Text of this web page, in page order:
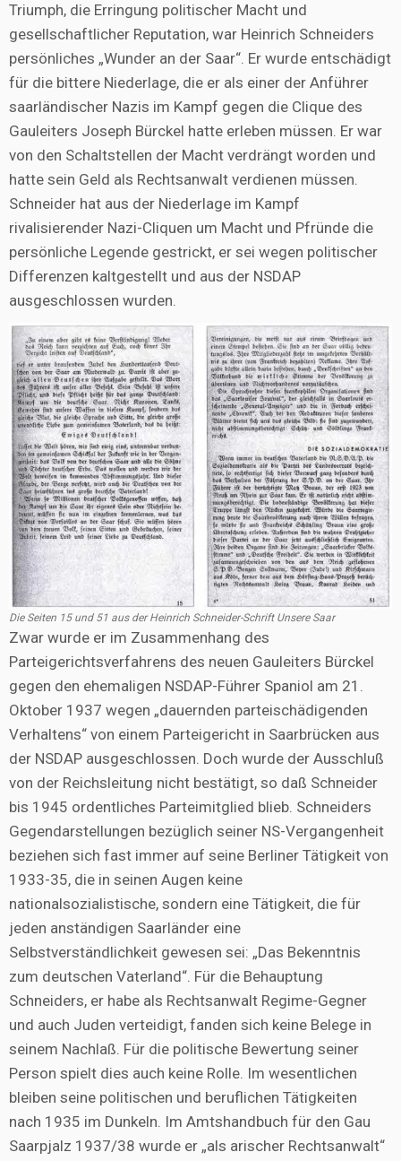
Triumph, die Erringung politischer Macht und
gesellschaftlicher Reputation, war Heinrich Schneiders
persönliches „Wunder an der Saar“. Er wurde entschädigt
für die bittere Niederlage, die er als einer der Anführer
saarländischer Nazis im Kampf gegen die Clique des
Gauleiters Joseph Bürckel hatte erleben müssen. Er war
von den Schaltstellen der Macht verdrängt worden und
hatte sein Geld als Rechtsanwalt verdienen müssen.
Schneider hat aus der Niederlage im Kampf
rivalisierender Nazi-Cliquen um Macht und Pfründe die
persönliche Legende gestrickt, er sei wegen politischer
Differenzen kaltgestellt und aus der NSDAP
ausgeschlossen wurden.
Die Seiten 15 und 51 aus der Heinrich Schneider-Schrift Unsere Saar
Zwar wurde er im Zusammenhang des
Parteigerichtsverfahrens des neuen Gauleiters Bürckel
gegen den ehemaligen NSDAP-Führer Spaniol am 21.
Oktober 1937 wegen „dauernden parteischädigenden
Verhaltens“ von einem Parteigericht in Saarbrücken aus
der NSDAP ausgeschlossen. Doch wurde der Ausschluß
von der Reichsleitung nicht bestätigt, so daß Schneider
bis 1945 ordentliches Parteimitglied blieb. Schneiders
Gegendarstellungen bezüglich seiner NS-Vergangenheit
beziehen sich fast immer auf seine Berliner Tätigkeit von
1933-35, die in seinen Augen keine
nationalsozialistische, sondern eine Tätigkeit, die für
jeden anständigen Saarländer eine
Selbstverständlichkeit gewesen sei: „Das Bekenntnis
zum deutschen Vaterland“. Für die Behauptung
Schneiders, er habe als Rechtsanwalt Regime-Gegner
und auch Juden verteidigt, fanden sich keine Belege in
seinem Nachlaß. Für die politische Bewertung seiner
Person spielt dies auch keine Rolle. Im wesentlichen
bleiben seine politischen und beruflichen Tätigkeiten
nach 1935 im Dunkeln. Im Amtshandbuch für den Gau
Saarpjalz 1937/38 wurde er „als arischer Rechtsanwalt“